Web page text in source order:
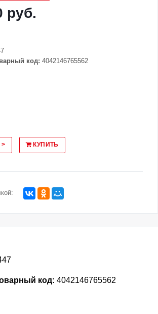
руб.
код: 4042146765562
> КУПИТЬ
код: 4042146765562